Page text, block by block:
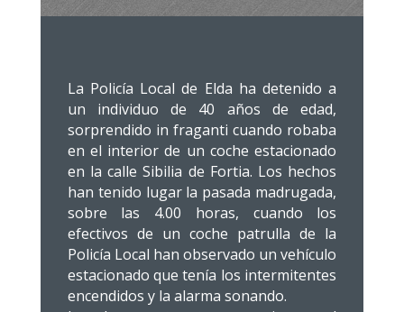
La Policía Local de Elda ha detenido a
un individuo de 40 años de edad,
sorprendido in fraganti cuando robaba
en el interior de un coche estacionado
en la calle Sibilia de Fortia. Los hechos
han tenido lugar la pasada madrugada,
sobre las 4.00 horas, cuando los
efectivos de un coche patrulla de la
Policía Local han observado un vehículo
estacionado que tenía los intermitentes
encendidos y la alarma sonando.